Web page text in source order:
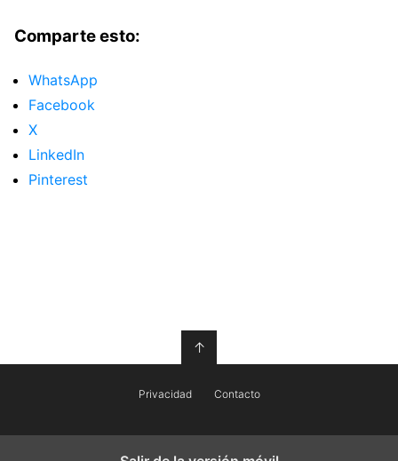
Comparte esto:
WhatsApp
Facebook
X
LinkedIn
Pinterest
↑
Privacidad Contacto